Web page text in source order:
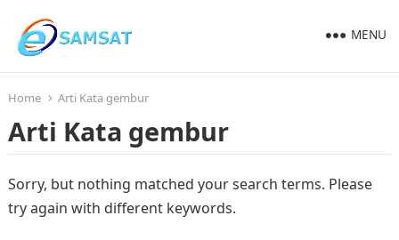
MENU
Home Arti Kata gembur
Arti Kata gembur
Sorry, but nothing matched your search terms. Please
try again with different keywords.